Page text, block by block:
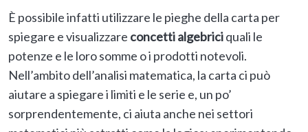
È possibile infatti utilizzare le pieghe della carta per
spiegare e visualizzare concetti algebriciquali le
potenze e le loro somme o i prodotti notevoli.
Nell’ambito dell’analisi matematica, la carta ci può
aiutare a spiegare i limiti e le serie e, un po’
sorprendentemente, ci aiuta anche nei settori